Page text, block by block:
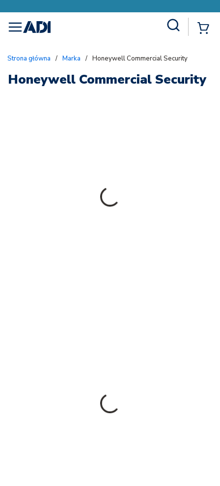
menu
Strona główna / Marka / Honeywell Commercial Security
Honeywell Commercial Security